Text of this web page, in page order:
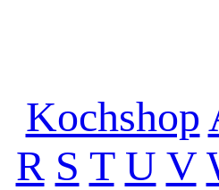
Kochshop
R S T U V